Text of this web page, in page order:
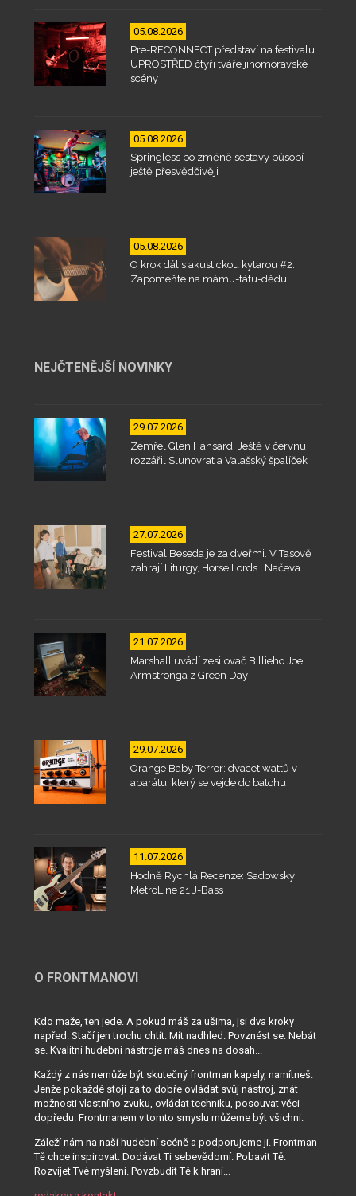
05.08.2026
Pre-RECONNECT představí na festivalu
UPROSTŘED čtyři tváře jihomoravské
scény
05.08.2026
Springless po změně sestavy působí
ještě přesvědčivěji
05.08.2026
O krok dál s akustickou kytarou #2:
Zapomeňte na mámu-tátu-dědu
NEJČTENĚJŠÍ NOVINKY
29.07.2026
Zemřel Glen Hansard. Ještě v červnu
rozzářil Slunovrat a Valašský špalíček
27.07.2026
Festival Beseda je za dveřmi. V Tasově
zahrají Liturgy, Horse Lords i Načeva
21.07.2026
Marshall uvádí zesilovač Billieho Joe
Armstronga z Green Day
29.07.2026
Orange Baby Terror: dvacet wattů v
aparátu, který se vejde do batohu
11.07.2026
Hodně Rychlá Recenze: Sadowsky
MetroLine 21 J-Bass
O FRONTMANOVI
Kdo maže, ten jede. A pokud máš za ušima, jsi dva kroky
napřed. Stačí jen trochu chtít. Mít nadhled. Povznést se. Nebát
se. Kvalitní hudební nástroje máš dnes na dosah...
Každý z nás nemůže být skutečný frontman kapely, namítneš.
Jenže pokaždé stojí za to dobře ovládat svůj nástroj, znát
možnosti vlastního zvuku, ovládat techniku, posouvat věci
dopředu. Frontmanem v tomto smyslu můžeme být všichni.
Záleží nám na naší hudební scéně a podporujeme ji. Frontman
Tě chce inspirovat. Dodávat Ti sebevědomí. Pobavit Tě.
Rozvíjet Tvé myšlení. Povzbudit Tě k hraní...